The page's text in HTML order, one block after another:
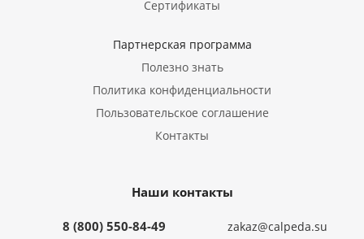
Сертификаты
Партнерская программа
Полезно знать
Политика конфиденциальности
Пользовательское соглашение
Контакты
Наши контакты
8 (800) 550-84-49 zakaz@calpeda.su